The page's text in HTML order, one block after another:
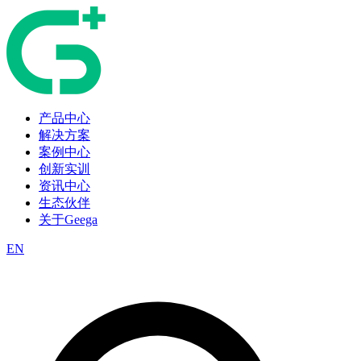
产品中心
解决方案
案例中心
创新实训
资讯中心
生态伙伴
关于Geega
EN